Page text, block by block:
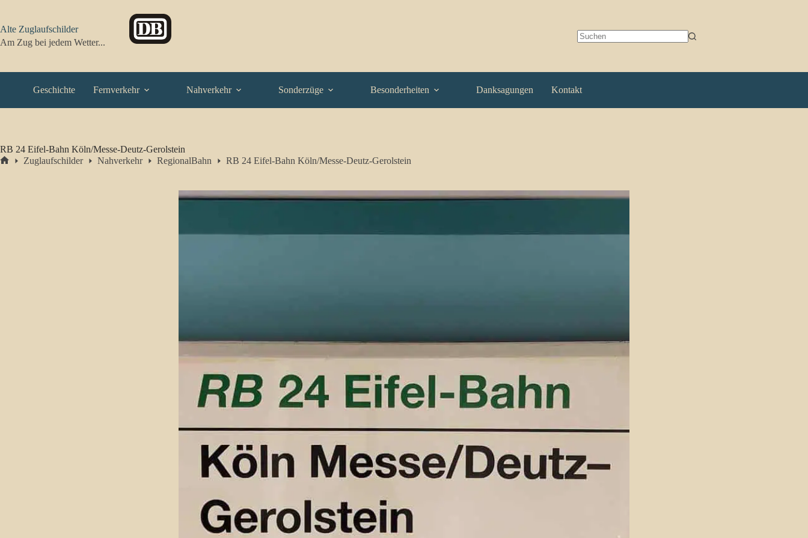
springen
Alte Zuglaufschilder
Am Zug bei jedem Wetter...
Geschichte Fernverkehr Nahverkehr Sonderzüge Besonderheiten Danksagungen Kontakt
RB 24 Eifel-Bahn Köln/Messe-Deutz-Gerolstein
Zuglaufschilder Nahverkehr RegionalBahn RB 24 Eifel-Bahn Köln/Messe-Deutz-Gerolstein